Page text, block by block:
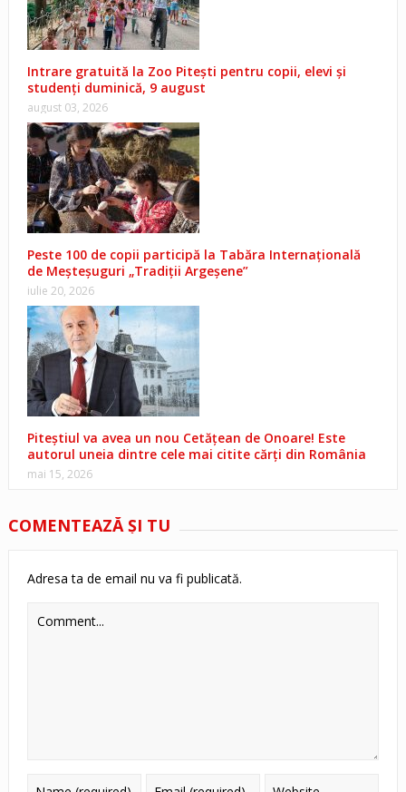
Intrare gratuită la Zoo Pitești pentru copii, elevi și
studenți duminică, 9 august
august 03, 2026
Peste 100 de copii participă la Tabăra Internațională
de Meșteșuguri „Tradiții Argeșene”
iulie 20, 2026
Piteștiul va avea un nou Cetățean de Onoare! Este
autorul uneia dintre cele mai citite cărți din România
mai 15, 2026
COMENTEAZĂ ŞI TU
Adresa ta de email nu va fi publicată.